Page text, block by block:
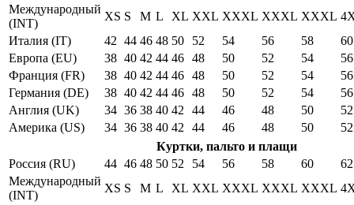
Международный
(INT)
XS S M L XL XXL XXXL XXXL XXXL
Италия (IT)
42 44 46 48 50 52 54 56 58
60
Европа (EU)
38 40 42 44 46 48 50 52 54
56
Франция (FR)
38 40 42 44 46 48 50 52 54
56
Германия (DE)
38 40 42 44 46 48 50 52 54
56
Англия (UK)
34 36 38 40 42 44 46 48 50
52
Америка (US)
34 36 38 40 42 44 46 48 50
52
Куртки, пальто и плащи
Россия (RU)
44 46 48 50 52 54 56 58 60
62
Международный
(INT)
XS S M L XL XXL XXXL XXXL XXXL